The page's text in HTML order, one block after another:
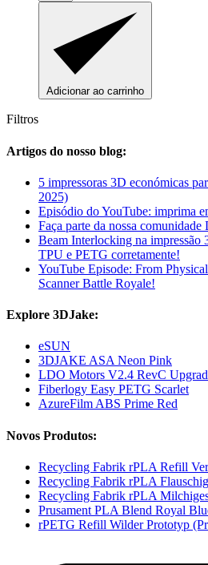
Adicionar ao carrinho
Filtros
Artigos do nosso blog:
5 impressoras 3D económicas
2025)
Episódio do YouTube: imprima
Faça parte da nossa comunidade
Beam Interlocking na impressão
TPU e PETG corretamente!
YouTube Episode: From
Scanner Battle Royale!
Explore 3DJake:
eSUN
3DJAKE ASA Neon Pink
LDO Motors V2.4 RevC
Fiberlogy Easy PETG Scarlet
AzureFilm ABS Prime Red
Novos Produtos:
Recycling Fabrik rPLA Refill
Recycling Fabrik rPLA
Recycling Fabrik rPLA
Prusament PLA Blend Royal
rPETG Refill Wilder Prototyp